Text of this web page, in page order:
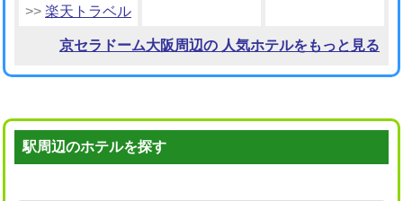
>> 楽天トラベル
京セラドーム大阪周辺の 人気ホテルをもっと見る
駅周辺のホテルを探す